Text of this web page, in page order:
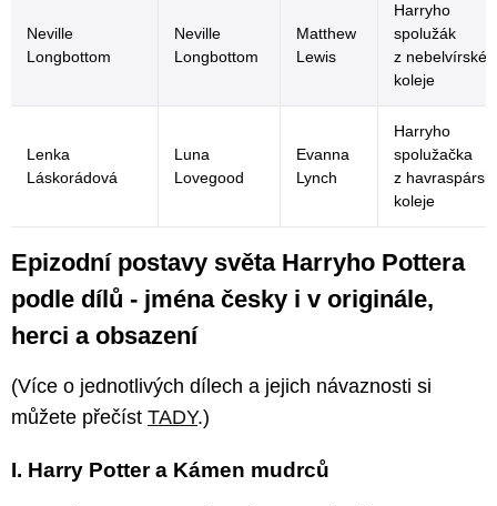
Neville
Longbottom
Neville
Longbottom
Matthew
Lewis
Harryho
spolužák
z nebelvírské
koleje
Lenka
Láskorádová
Luna
Lovegood
Evanna
Lynch
Harryho
spolužačka
z
koleje
Epizodní postavy světa Harryho Pottera
podle dílů - jména česky i v originále,
herci a obsazení
(Více o jednotlivých dílech a jejich návaznosti si
můžete přečíst TADY.)
I. Harry Potter a Kámen mudrců